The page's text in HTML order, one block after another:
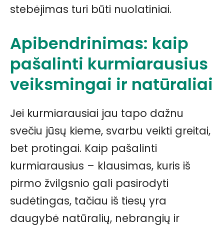
stebėjimas turi būti nuolatiniai.
Apibendrinimas: kaip
pašalinti kurmiarausius
veiksmingai ir natūraliai
Jei kurmiarausiai jau tapo dažnu
svečiu jūsų kieme, svarbu veikti greitai,
bet protingai. Kaip pašalinti
kurmiarausius – klausimas, kuris iš
pirmo žvilgsnio gali pasirodyti
sudėtingas, tačiau iš tiesų yra
daugybė natūralių, nebrangių ir